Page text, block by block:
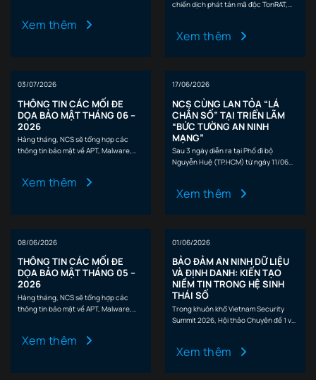
Xem thêm
chiến dịch phát tán mã độc TonRAT,
Xem thêm
03/07/2026
THÔNG TIN CÁC MỐI ĐE
DỌA BẢO MẬT THÁNG 06 –
2026
Hàng tháng, NCS sẽ tổng hợp các
thông tin bảo mật về APT, Malware,
Xem thêm
17/06/2026
NCS CÙNG LAN TỎA “LÁ
CHẮN SỐ” TẠI TRIỂN LÃM
“BỨC TƯỜNG AN NINH
MẠNG”
Sau 3 ngày diễn ra tại Phố đi bộ
Nguyễn Huệ (TP.HCM) từ ngày 11/06
Xem thêm
08/06/2026
THÔNG TIN CÁC MỐI ĐE
DỌA BẢO MẬT THÁNG 05 –
2026
Hàng tháng, NCS sẽ tổng hợp các
thông tin bảo mật về APT, Malware,
Xem thêm
01/06/2026
BẢO ĐẢM AN NINH DỮ LIỆU
VÀ ĐỊNH DANH: KIẾN TẠO
NIỀM TIN TRONG HỆ SINH
THÁI SỐ
Trong khuôn khổ Vietnam Security
Summit 2026, Hội thảo Chuyên đề 1 với
Xem thêm